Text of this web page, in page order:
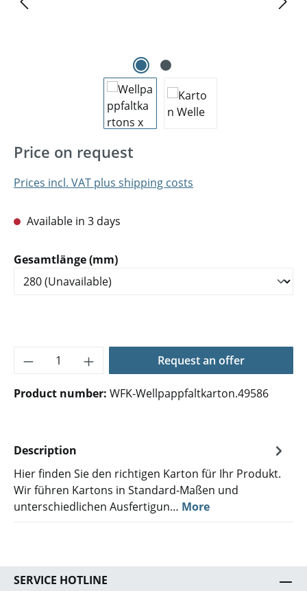
Price on request
Prices incl. VAT plus shipping costs
Available in 3 days
Select
Gesamtlänge (mm)
Product Quantity: Enter the desired
Request an offer
Product number: WFK-Wellpappfaltkarton.49586
Description
Hier finden Sie den richtigen Karton für Ihr Produkt.
Wir führen Kartons in Standard-Maßen und
unterschiedlichen Ausfertigun… More
SERVICE HOTLINE